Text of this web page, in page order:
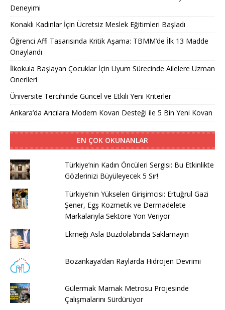
Deneyimi
Konaklı Kadınlar İçin Ücretsiz Meslek Eğitimleri Başladı
Öğrenci Affı Tasarısında Kritik Aşama: TBMM’de İlk 13 Madde
Onaylandı
İlkokula Başlayan Çocuklar İçin Uyum Sürecinde Ailelere Uzman
Önerileri
Üniversite Tercihinde Güncel ve Etkili Yeni Kriterler
Ankara’da Arıcılara Modern Kovan Desteği ile 5 Bin Yeni Kovan
EN ÇOK OKUNANLAR
Türkiye’nin Kadın Öncüleri Sergisi: Bu Etkinlikte
Gözlerinizi Büyüleyecek 5 Sır!
Türkiye’nin Yükselen Girişimcisi: Ertuğrul Gazi
Şener, Egş Kozmetik ve Dermadelete
Markalarıyla Sektöre Yön Veriyor
Ekmeği Asla Buzdolabında Saklamayın
Bozankaya’dan Raylarda Hidrojen Devrimi
Gülermak Mamak Metrosu Projesinde
Çalışmalarını Sürdürüyor